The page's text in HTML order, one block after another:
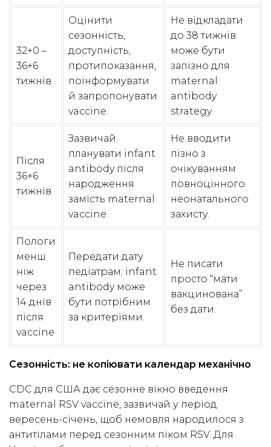
32+0 –
36+6
тижнів
Оцінити
сезонність,
доступність,
протипоказання,
поінформувати
й запропонувати
vaccine.
Не відкладати
до 38 тижнів:
може бути
запізно для
maternal
antibody
strategy.
Після
36+6
тижнів
Зазвичай
планувати infant
antibody після
народження
замість maternal
vaccine.
Не вводити
пізно з
очікуванням
повноцінного
неонатального
захисту.
Пологи
менш
ніж
через
14 днів
після
vaccine
Передати дату
педіатрам; infant
antibody може
бути потрібним
за критеріями.
Не писати
просто “мати
вакцинована”
без дати.
Сезонність: не копіювати календар механічно
CDC для США дає сезонне вікно введення
maternal RSV vaccine, зазвичай у період
вересень-січень, щоб немовля народилося з
антитілами перед сезонним піком RSV. Для